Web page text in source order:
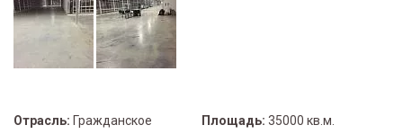
Отрасль: Гражданское
Площадь: 35000 кв.м.